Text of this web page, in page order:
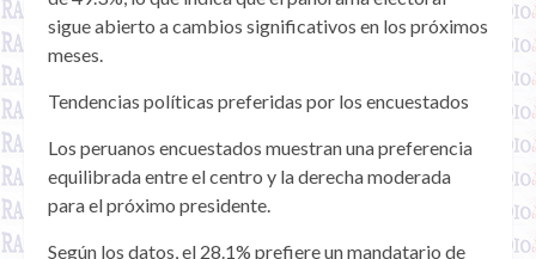
sigue abierto a cambios significativos en los próximos
meses.
Tendencias políticas preferidas por los encuestados
Los peruanos encuestados muestran una preferencia
equilibrada entre el centro y la derecha moderada
para el próximo presidente.
Según los datos, el 28.1% prefiere un mandatario de